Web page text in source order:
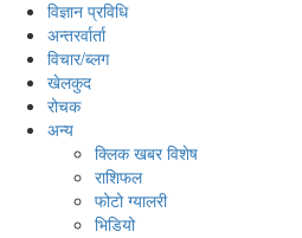
विज्ञान प्रविधि
अन्तरर्वार्ता
विचार/ब्लग
खेलकुद
रोचक
अन्य
क्लिक खबर विशेष
राशिफल
फोटो ग्यालरी
भिडियो